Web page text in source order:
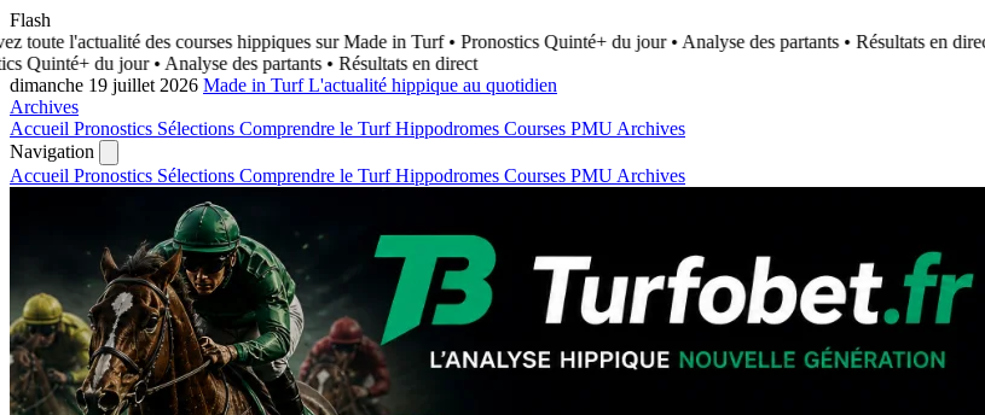
Flash
toute l'actualité des courses hippiques sur Made in Turf • Pronostics Quinté+ du jour • Analyse des partants • Résultats en direct
Quinté+ du jour • Analyse des partants • Résultats en direct
dimanche 19 juillet 2026 Made in TurfL'actualité hippique au quotidien
Archives
Accueil Pronostics Sélections Comprendre le TurfHippodromes Courses PMU Archives
Navigation
Accueil Pronostics Sélections Comprendre le TurfHippodromes Courses PMU Archives